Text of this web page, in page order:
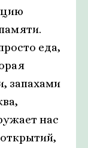
еда,
запахами
нас